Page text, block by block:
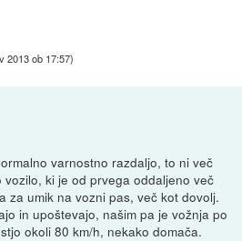
2013 ob 17:57)
varnostno razdaljo, to ni več
ki je od prvega oddaljeno več
za umik na vozni pas, več kot dovolj.
in upoštevajo, našim pa je vožnja po
okoli 80 km/h, nekako domača.